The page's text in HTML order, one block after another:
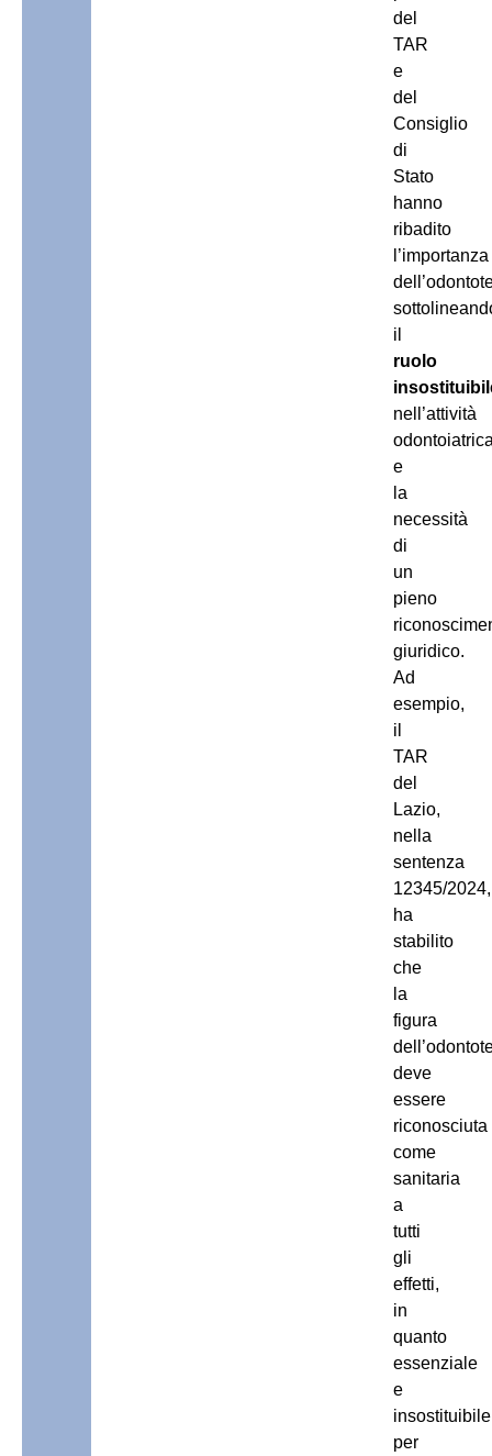
del
TAR
e
del
Consiglio
di
Stato
hanno
ribadito
l’importanza
il
ruolo
nell’attività
e
la
necessità
di
un
pieno
giuridico.
Ad
esempio,
il
TAR
del
Lazio,
nella
sentenza
12345/2024,
ha
stabilito
che
la
figura
deve
essere
riconosciuta
come
sanitaria
a
tutti
gli
effetti,
in
quanto
essenziale
e
insostituibile
per